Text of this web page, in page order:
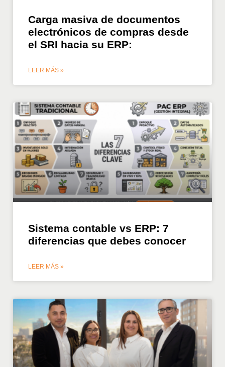
Carga masiva de documentos
electrónicos de compras desde
el SRI hacia su ERP:
LEER MÁS »
Sistema contable vs ERP: 7
diferencias que debes conocer
LEER MÁS »